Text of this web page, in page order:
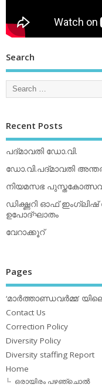
Search
Recent Posts
പദ്മാവതി ഡോ.വി.
ഡോ.വി.പദ്മാവതി
നിയമസഭ
ഡിക്ഷ്ണറി ഓഫ്
ഉപോദ്ഘാതം
വേറാക്കൂറ്
Pages
‘മാര്‍ത്താണ്ഡവര്‍മ്മ’
Contact Us
Correction Policy
Diversity Policy
Diversity staffing Report
Home
ഒരായിരം പഴഞ്ചൊല്‍